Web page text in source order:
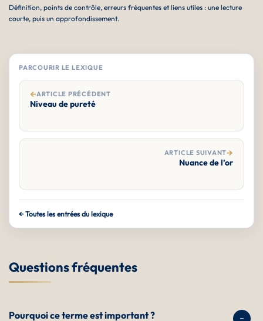
Définition, points de contrôle, erreurs fréquentes et liens utiles : une lecture
courte, puis un approfondissement.
PARCOURIR LE LEXIQUE
←ARTICLE PRÉCÉDENT
Niveau de pureté
ARTICLE SUIVANT→
Nuance de l’or
← Toutes les entrées du lexique
Questions fréquentes
Pourquoi ce terme est important ?